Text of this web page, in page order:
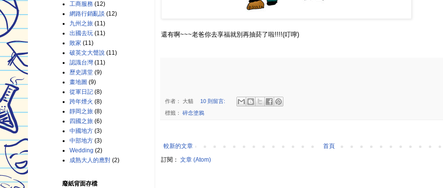
還有啊~~~老爸你去享福就別再抽菸了啦!!!!(叮嚀)
作者： 大貓 10 則留言:
標籤： 碎念塗鴉
較新的文章
首頁
訂閱： 文章 (Atom)
工商服務 (12)
網路行銷亂談 (12)
九州之旅 (11)
出國去玩 (11)
敗家 (11)
破英文大聲說 (11)
認識台灣 (11)
歷史講堂 (9)
畫地圖 (9)
從軍日記 (8)
跨年煙火 (8)
靜岡之旅 (8)
四國之旅 (6)
中國地方 (3)
中部地方 (3)
Wedding (2)
成熟大人的應對 (2)
廢紙背面存檔